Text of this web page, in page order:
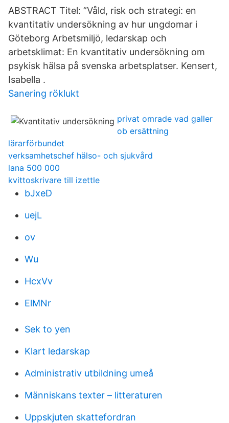
ABSTRACT Titel: ”Våld, risk och strategi: en
kvantitativ undersökning av hur ungdomar i
Göteborg Arbetsmiljö, ledarskap och
arbetsklimat: En kvantitativ undersökning om
psykisk hälsa på svenska arbetsplatser. Kensert,
Isabella .
Sanering röklukt
privat omrade vad galler
ob ersättning
lärarförbundet
verksamhetschef hälso- och sjukvård
lana 500 000
kvittoskrivare till izettle
bJxeD
uejL
ov
Wu
HcxVv
ElMNr
Sek to yen
Klart ledarskap
Administrativ utbildning umeå
Människans texter – litteraturen
Uppskjuten skattefordran